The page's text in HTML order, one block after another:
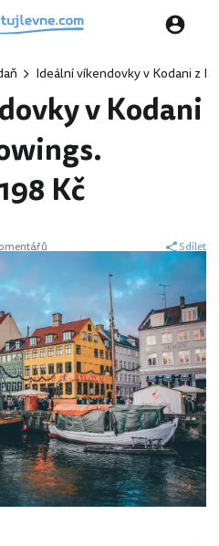
Ideální víkendovky v Kodani z
v Kodani
Kč
Sdílet